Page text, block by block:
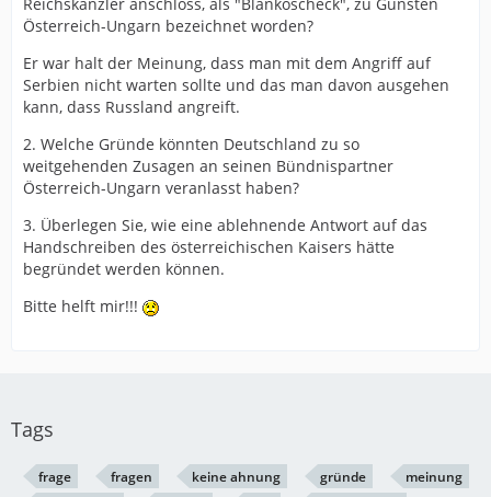
Österreich-Ungarn bezeichnet worden?
Er war halt der Meinung, dass man mit dem Angriff auf
Serbien nicht warten sollte und das man davon ausgehen
kann, dass Russland angreift.
2. Welche Gründe könnten Deutschland zu so
weitgehenden Zusagen an seinen Bündnispartner
Österreich-Ungarn veranlasst haben?
3. Überlegen Sie, wie eine ablehnende Antwort auf das
Handschreiben des österreichischen Kaisers hätte
begründet werden können.
Bitte helft mir!!!
Tags
frage fragen keine ahnung gründe
meinung